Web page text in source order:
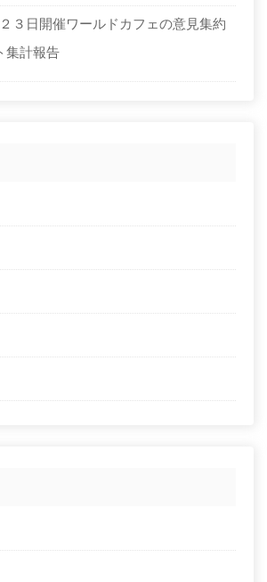
３日開催ワールドカフェの意見集約
集計報告